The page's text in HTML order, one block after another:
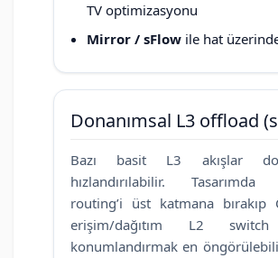
TV optimizasyonu
Mirror / sFlow ile hat
Donanımsal L3 offload
Bazı basit L3 akışlar
hızlandırılabilir. Tasarımda
routing’i üst katmana bırakıp
erişim/dağıtım L2
konumlandırmak en